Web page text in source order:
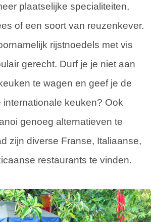
plaatselijke specialiteiten,
of een soort van reuzenkever.
rijstnoedels met vis
gerecht. Durf je je niet aan
te wagen en geef je de
keuken? Ook
genoeg alternatieven te
zijn diverse Franse, Italiaanse,
restaurants te vinden.